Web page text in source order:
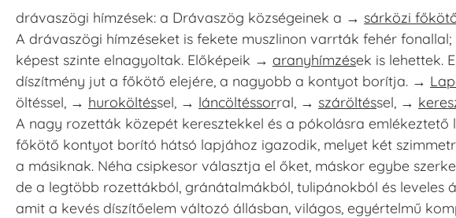
drávaszögi hímzések: a Drávaszög községeinek a → sárközi
A drávaszögi hímzéseket is fekete muszlinon varrták fehér
képest szinte elnagyoltak. Előképeik → aranyhímzések is lehettek.
díszítmény jut a főkötő elejére, a nagyobb a kontyot borítja. →
öltéssel, → huroköltéssel, → láncöltéssorral, → száröltéssel, →
A nagy rozetták közepét keresztekkel és a pókolásra
főkötő kontyot borító hátsó lapjához igazodik, melyet két
a másiknak. Néha csipkesor választja el őket, máskor egybe
de a legtöbb rozettákból, gránátalmákból, tulipánokból és leveles
amit a kevés díszítőelem változó állásban, világos, egyértelmű